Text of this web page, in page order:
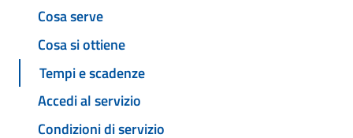
Cosa serve
Cosa si ottiene
Tempi e scadenze
Accedi al servizio
Condizioni di servizio